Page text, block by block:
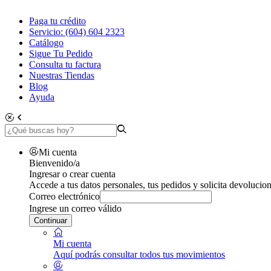
Paga tu crédito
Servicio: (604) 604 2323
Catálogo
Sigue Tu Pedido
Consulta tu factura
Nuestras Tiendas
Blog
Ayuda
Mi cuenta
Bienvenido/a
Ingresar o crear cuenta
Accede a tus datos personales, tus pedidos y solicita
Correo electrónico
Ingrese un correo válido
Continuar
Mi cuenta
Aquí podrás consultar todos tus movimientos